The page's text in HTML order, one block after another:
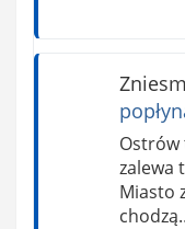
Ostrów
zalewa
Miasto